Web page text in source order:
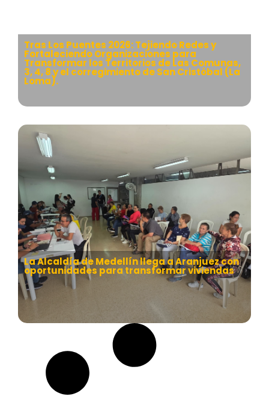
Tras Los Puentes 2026: Tejiendo Redes y
Fortaleciendo Organizaciones para
Transformar los Territorios de Las Comunas,
3, 4, 8 y el corregimiento de San Cristóbal (La
Loma).
La Alcaldía de Medellín llega a Aranjuez con
oportunidades para transformar viviendas